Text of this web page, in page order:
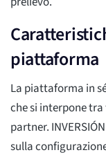
piattaforma
La piattaforma in
che si interpone
partner.
sulla